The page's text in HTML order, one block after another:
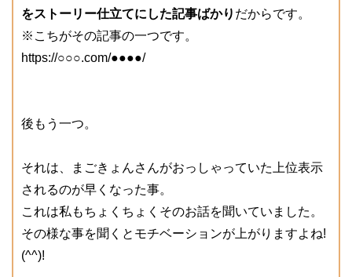
をストーリー仕立てにした記事ばかり だからです。
※こちがその記事の一つです。
https://○○○.com/●●●●/
後もう一つ。
それは、まごきょんさんがおっしゃっていた上位表示
されるのが早くなった事。
これは私もちょくちょくそのお話を聞いていました。
その様な事を聞くとモチベーションが上がりますよね!
(^^)!